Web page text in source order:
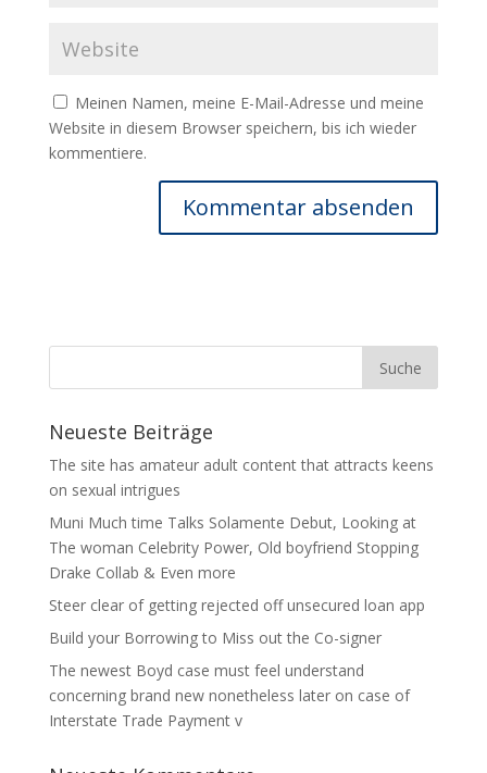
Meinen Namen, meine E-Mail-Adresse und meine
Website in diesem Browser speichern, bis ich wieder
kommentiere.
Neueste Beiträge
The site has amateur adult content that attracts keens
on sexual intrigues
Muni Much time Talks Solamente Debut, Looking at
The woman Celebrity Power, Old boyfriend Stopping
Drake Collab & Even more
Steer clear of getting rejected off unsecured loan app
Build your Borrowing to Miss out the Co-signer
The newest Boyd case must feel understand
concerning brand new nonetheless later on case of
Interstate Trade Payment v